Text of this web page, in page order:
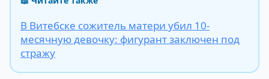
В Витебске сожитель матери убил 10-
месячную девочку: фигурант заключен под
стражу